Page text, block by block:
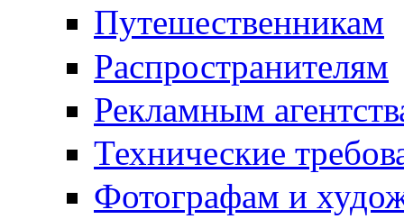
Путешественникам
Распространителям
Рекламным
Технические
Фотографам и